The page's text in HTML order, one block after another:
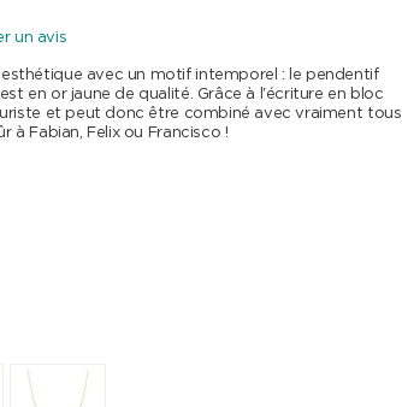
un avis
avec un motif intemporel : le pendentif
en or jaune de qualité. Grâce à l'écriture en bloc
et peut donc être combiné avec vraiment tous
à Fabian, Felix ou Francisco !